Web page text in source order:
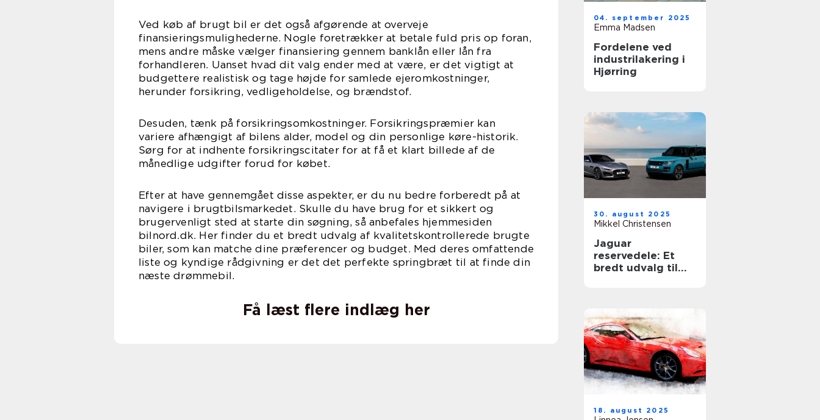
Ved køb af brugt bil er det også afgørende at overveje
finansieringsmulighederne. Nogle foretrækker at betale fuld pris op foran,
mens andre måske vælger finansiering gennem banklån eller lån fra
forhandleren. Uanset hvad dit valg ender med at være, er det vigtigt at
budgettere realistisk og tage højde for samlede ejeromkostninger,
herunder forsikring, vedligeholdelse, og brændstof.
Desuden, tænk på forsikringsomkostninger. Forsikringspræmier kan
variere afhængigt af bilens alder, model og din personlige køre-historik.
Sørg for at indhente forsikringscitater for at få et klart billede af de
månedlige udgifter forud for købet.
Efter at have gennemgået disse aspekter, er du nu bedre forberedt på at
navigere i brugtbilsmarkedet. Skulle du have brug for et sikkert og
brugervenligt sted at starte din søgning, så anbefales hjemmesiden
bilnord.dk. Her finder du et bredt udvalg af kvalitetskontrollerede brugte
biler, som kan matche dine præferencer og budget. Med deres omfattende
liste og kyndige rådgivning er det det perfekte springbræt til at finde din
næste drømmebil.
Få læst flere indlæg her
04. september 2025
Emma Madsen
Fordelene ved
industrilakering i
Hjørring
30. august 2025
Mikkel Christensen
Jaguar
reservedele: Et
bredt udvalg til
18. august 2025